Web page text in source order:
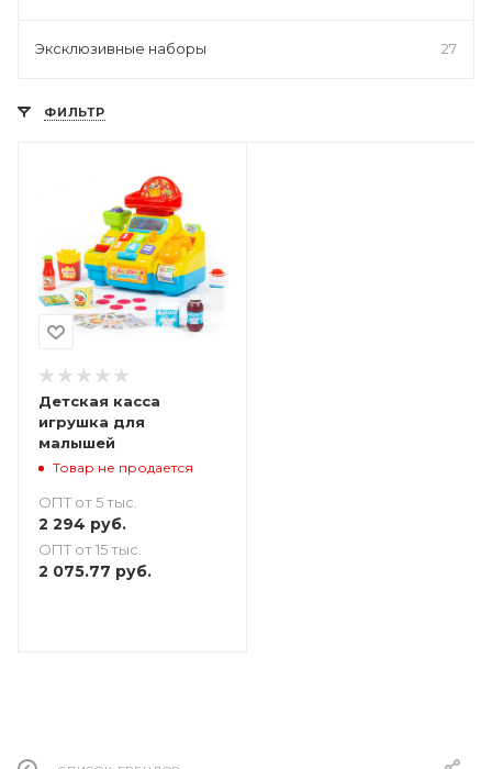
Эксклюзивные наборы 27
ФИЛЬТР
Детская касса
игрушка для
малышей
Товар не продается
ОПТ от 5 тыс.
2 294 руб.
ОПТ от 15 тыс.
2 075.77 руб.